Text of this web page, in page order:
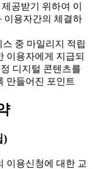
공받기 위하여 이
이용자간의 체결하
중 마일리지 적립
이용자에게 지급되
디지털 콘텐츠를
만들어진 포인트
)
이용신청에 대한 교